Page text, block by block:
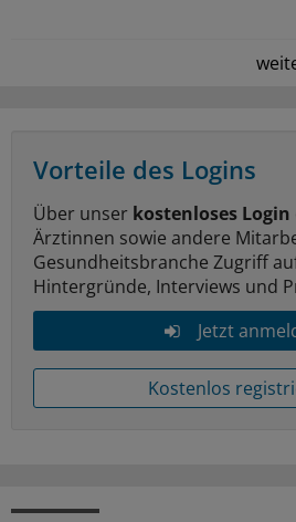
Vorteile des Logins
Über unser kostenloses Login
Ärztinnen sowie andere
Gesundheitsbranche Zugriff
Hintergründe, Interviews und
Jetzt
Kostenlos